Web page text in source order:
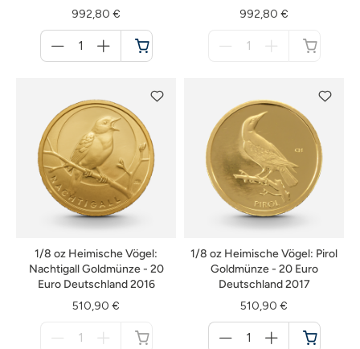
992,80 €
für
Warenkorb
992,80 €
1/8 oz Heimische Vögel:
Nachtigall Goldmünze - 20
Euro Deutschland 2016
510,90 €
1/8 oz Heimische Vögel: Pirol
Goldmünze - 20 Euro
Deutschland 2017
510,90 €
für